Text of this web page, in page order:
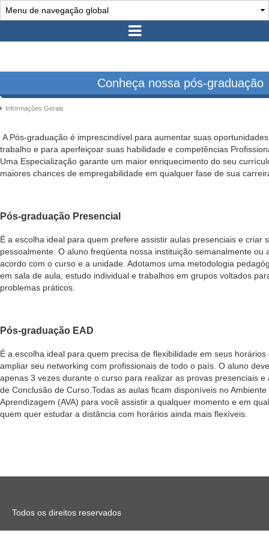
Conheça nossa pós-graduação
Informações Gerais
A Pós-graduação é imprescindível para aumentar suas
trabalho e para aperfeiçoar suas habilidade e competências
Uma Especialização garante um maior enriquecimento do seu
maiores chances de empregabilidade em qualquer fase de sua
Pós-graduação Presencial
É a escolha ideal para quem prefere assistir aulas presenciais e criar
pessoalmente. O aluno freqüenta nossa instituição semanalmente ou
acordo com o curso e a unidade. Adotamos uma metodologia
em sala de aula, estudo individual e trabalhos em grupos voltados
problemas práticos.
Pós-graduação EAD
É a escolha ideal para quem precisa de flexibilidade em seus
ampliar seu networking com profissionais de todo o país. O aluno
apenas 3 vezes durante o curso para realizar as provas presenciais e
de Conclusão de Curso.Todas as aulas ficam disponíveis no Ambiente
Aprendizagem (AVA) para você assistir a qualquer momento e em
quem quer estudar a distância com horários ainda mais flexíveis.
Todos os direitos reservados